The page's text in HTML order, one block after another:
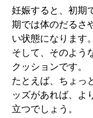
妊娠すると、初期
期では体のだるさ
い状態になります。
そして、そのよう
クッションです。
たとえば、ちょっ
ッズがあれば、よ
立つでしょう。